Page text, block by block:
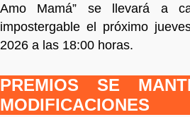
Amo Mamá” se llevará a
impostergable el próximo
2026 a las 18:00 horas.
PREMIOS SE
MODIFICACIONES